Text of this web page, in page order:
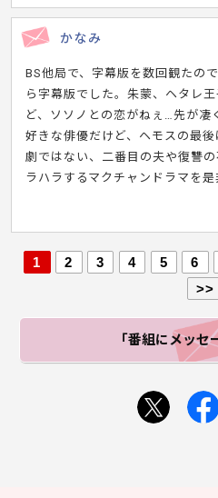
かなみ
BS他局で、字幕版を数回観たの
ら字幕版でした。朱蒙、ヘタレ
ど、ソソノとの恋がねぇ…先が凄
好きな俳優だけど、ヘモスの最
劇ではない、二番目の夫や復讐
ラハラするマクチャンドラマを是
1 2 3 4 5 6
>>
「番組にメッセ